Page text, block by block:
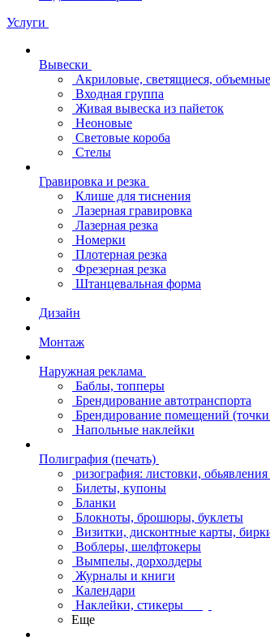
Услуги
Вывески
Акриловые, светящиеся,
Входная группа
Живая вывеска из пайеток
Неоновые
Световые короба
Стелы
Гравировка и резка
Клише для тиснения
Лазерная гравировка
Лазерная резка
Номерки
Плотерная резка
Фрезерная резка
Штанцевальная форма
Дизайн
Монтаж
Наружная реклама
Баблы, топперы
Брендирование автотранспорта
Брендирование помещений
Напольные наклейки
Полиграфия (печать)
ризография: листовки,
Билеты, купоны
Бланки
Блокноты, брошюры, буклеты
Визитки, дисконтные карты,
Воблеры, шелфтокеры
Вымпелы, дорхолдеры
Журналы и книги
Календари
Наклейки, стикеры
Еще